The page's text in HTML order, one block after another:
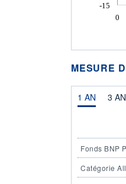
-15
0
MESURE
1 AN 3
Fonds BNP
Catégorie